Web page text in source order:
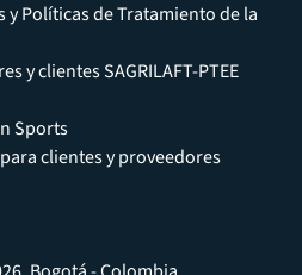
Políticas de Tratamiento de la
y clientes SAGRILAFT-PTEE
Sports
clientes y proveedores